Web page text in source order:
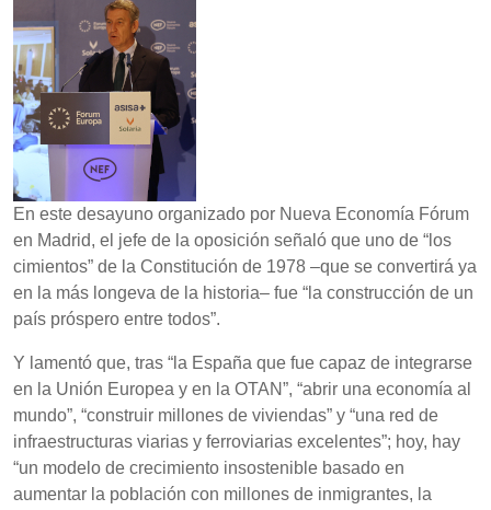
En este desayuno organizado por Nueva Economía Fórum
en Madrid, el jefe de la oposición señaló que uno de “los
cimientos” de la Constitución de 1978 –que se convertirá ya
en la más longeva de la historia– fue “la construcción de un
país próspero entre todos”.
Y lamentó que, tras “la España que fue capaz de integrarse
en la Unión Europea y en la OTAN”, “abrir una economía al
mundo”, “construir millones de viviendas” y “una red de
infraestructuras viarias y ferroviarias excelentes”; hoy, hay
“un modelo de crecimiento insostenible basado en
aumentar la población con millones de inmigrantes, la